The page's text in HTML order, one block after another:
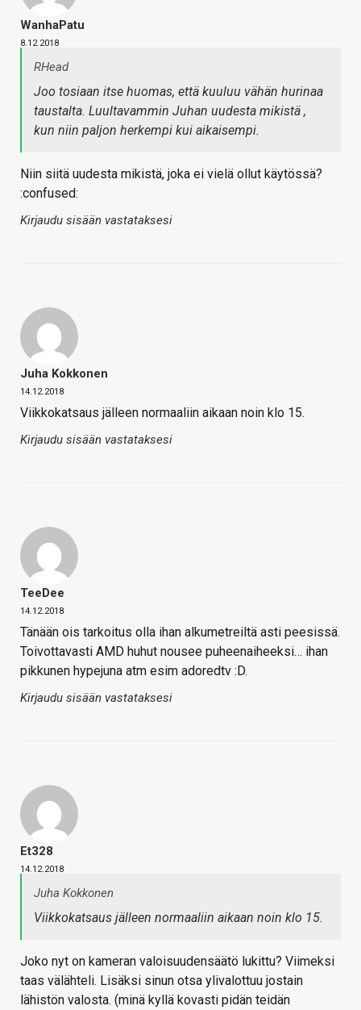
WanhaPatu
8.12.2018
RHead
Joo tosiaan itse huomas, että kuuluu vähän hurinaa
taustalta. Luultavammin Juhan uudesta mikistä ,
kun niin paljon herkempi kui aikaisempi.
Niin siitä uudesta mikistä, joka ei vielä ollut käytössä?
:confused:
Kirjaudu sisään vastataksesi
Juha Kokkonen
14.12.2018
Viikkokatsaus jälleen normaaliin aikaan noin klo 15.
Kirjaudu sisään vastataksesi
TeeDee
14.12.2018
Tänään ois tarkoitus olla ihan alkumetreiltä asti peesissä.
Toivottavasti AMD huhut nousee puheenaiheeksi… ihan
pikkunen hypejuna atm esim adoredtv :D.
Kirjaudu sisään vastataksesi
Et328
14.12.2018
Juha Kokkonen
Viikkokatsaus jälleen normaaliin aikaan noin klo 15.
Joko nyt on kameran valoisuudensäätö lukittu? Viimeksi
taas välähteli. Lisäksi sinun otsa ylivalottuu jostain
lähistön valosta. (minä kyllä kovasti pidän teidän